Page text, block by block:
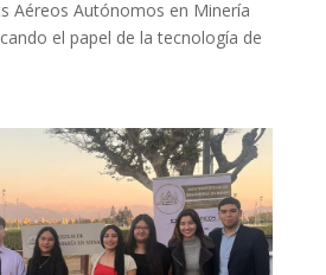
Aéreos Autónomos en Minería
el papel de la tecnología de